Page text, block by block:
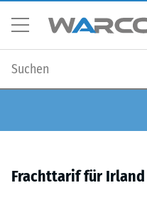
Frachttarif für Irland